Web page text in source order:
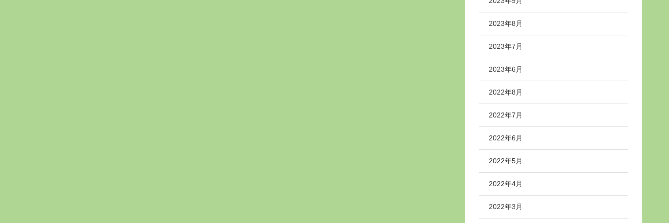
2023年8月
2023年7月
2023年6月
2022年8月
2022年7月
2022年6月
2022年5月
2022年4月
2022年3月